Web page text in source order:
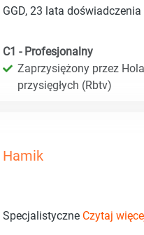
GGD, 23 lata doświadczenia
C1 - Profesjonalny
Zaprzysiężony przez
przysięgłych (Rbtv)
Hamik
Specjalistyczne Czytaj